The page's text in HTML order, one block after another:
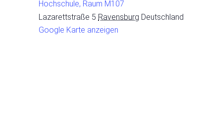
Hochschule, Raum M107
Lazarettstraße 5 Ravensburg Deutschland
Google Karte anzeigen